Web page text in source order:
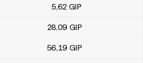
5,62 GIP
28,09 GIP
56,19 GIP